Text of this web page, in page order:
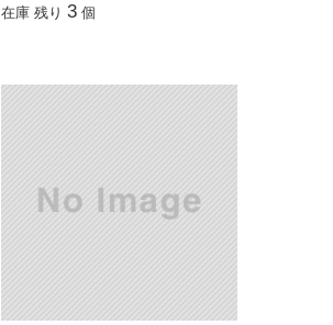
在庫 残り 3 個